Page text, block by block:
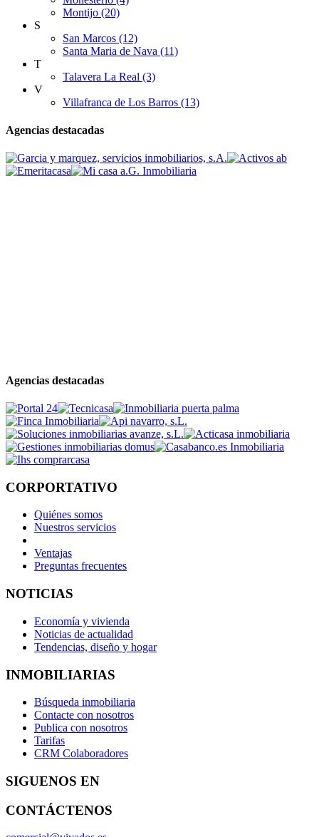
Montijo (20)
S
San Marcos (12)
Santa Maria de Nava (11)
T
Talavera La Real (3)
V
Villafranca de Los Barros (13)
Agencias destacadas
Agencias destacadas
CORPORTATIVO
Quiénes somos
Nuestros servicios
Ventajas
Preguntas frecuentes
NOTICIAS
Economía y vivienda
Noticias de actualidad
Tendencias, diseño y hogar
INMOBILIARIAS
Búsqueda inmobiliaria
Contacte con nosotros
Publica con nosotros
Tarifas
CRM Colaboradores
SIGUENOS EN
CONTÁCTENOS